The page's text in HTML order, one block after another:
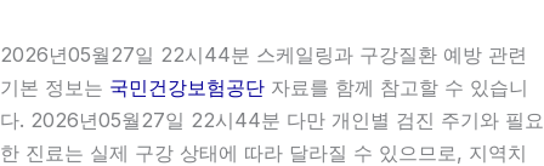
2026년05월27일 22시44분 스케일링과 구강질환 예방 관련
기본 정보는 국민건강보험공단 자료를 함께 참고할 수 있습니
다. 2026년05월27일 22시44분 다만 개인별 검진 주기와 필요
한 진료는 실제 구강 상태에 따라 달라질 수 있으므로, 지역치